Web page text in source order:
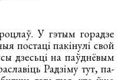
У гэтым горадзе
постаці пакінулі свой
дзесьці на паўднёвым
Радзіму тут, па-